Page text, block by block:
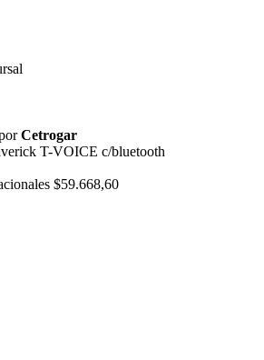
Cetrogar
T-VOICE c/bluetooth
$59.668,60